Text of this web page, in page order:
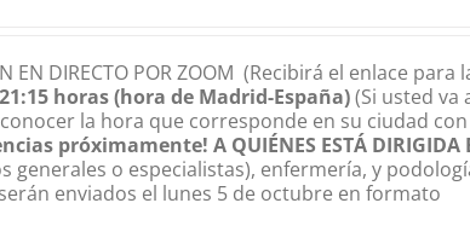
EN DIRECTO POR ZOOM (Recibirá el enlace para
horas (hora de Madrid-España)(Si usted va
la hora que corresponde en su ciudad con
próximamente! A QUIÉNES ESTÁ DIRIGIDA
o especialistas), enfermería, y
enviados el lunes 5 de octubre en formato